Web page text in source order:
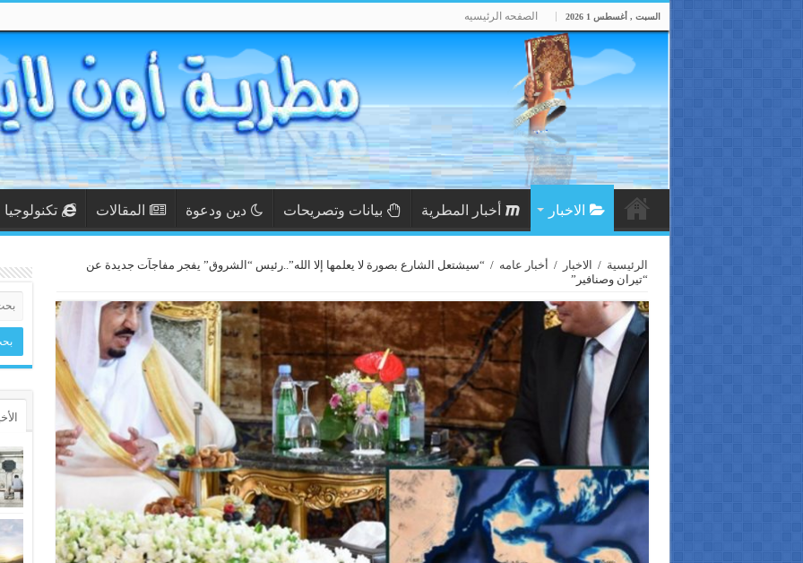
السبت , أغسطس 1 2026 الصفحه الرئيسيه
الاخبار أخبار المطرية بيانات وتصريحات دين ودعوة المقالات تكنولوجيا
الرئيسية / الاخبار / أخبار عامه / “سيشتعل الشارع بصورة لا يعلمها إلا الله”..رئيس “الشروق” يفجر مفاجآت جديدة عن
“تيران وصنافير”